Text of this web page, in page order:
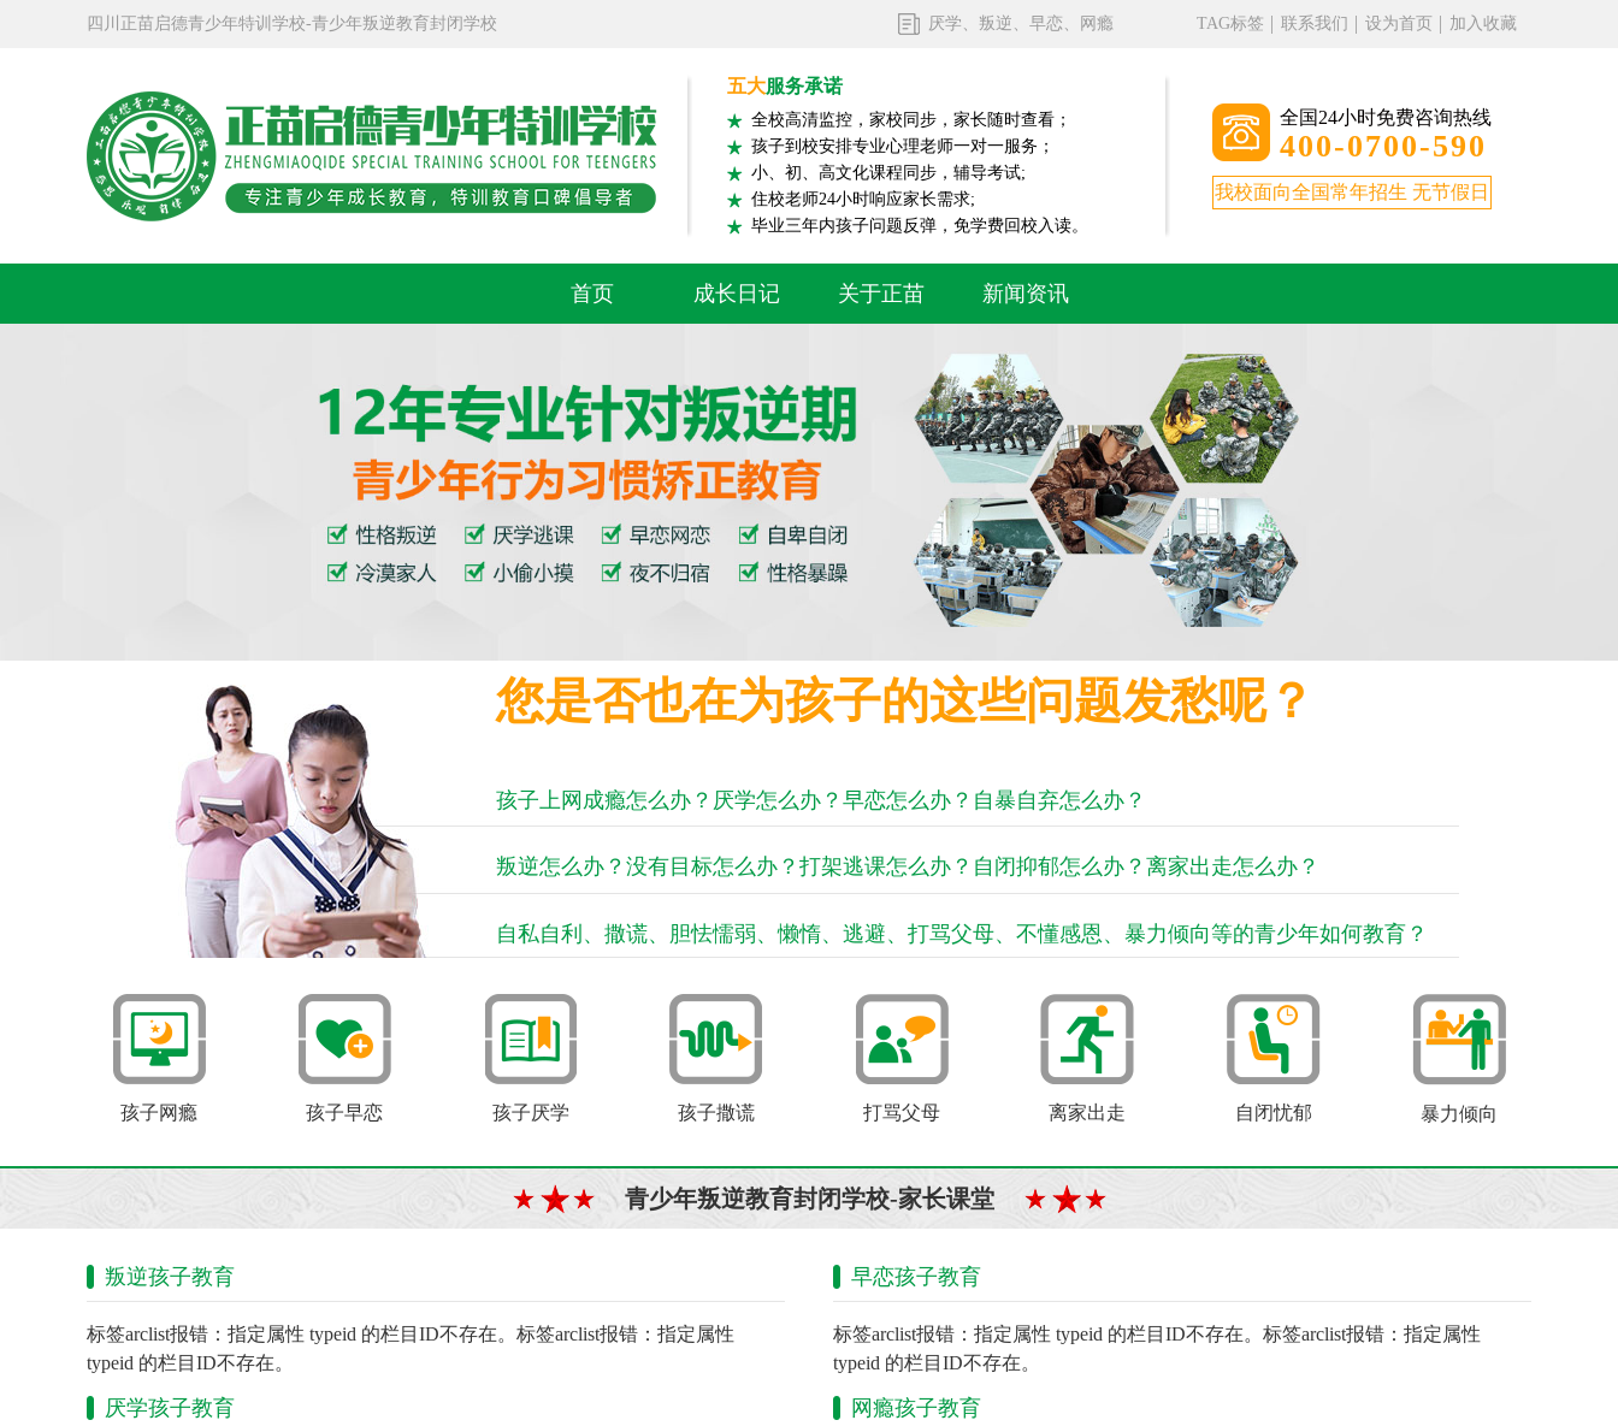
四川正苗启德青少年特训学校-青少年叛逆教育封闭学校 厌学、叛逆、早恋、网瘾 TAG标签 联系我们 设为首页 加入收藏
五大服务承诺
全校高清监控，家校同步，家长随时查看；
孩子到校安排专业心理老师一对一服务；
小、初、高文化课程同步，辅导考试;
住校老师24小时响应家长需求;
毕业三年内孩子问题反弹，免学费回校入读。
全国24小时免费咨询热线
400-0700-590
我校面向全国常年招生 无节假日
首页 成长日记 关于正苗 新闻资讯
您是否也在为孩子的这些问题发愁呢？
孩子上网成瘾怎么办？厌学怎么办？早恋怎么办？自暴自弃怎么办？
叛逆怎么办？没有目标怎么办？打架逃课怎么办？自闭抑郁怎么办？离家出走怎么办？
自私自利、撒谎、胆怯懦弱、懒惰、逃避、打骂父母、不懂感恩、暴力倾向等的青少年如何教育？
孩子网瘾 孩子早恋 孩子厌学 孩子撒谎 打骂父母 离家出走 自闭忧郁 暴力倾向
青少年叛逆教育封闭学校-家长课堂
叛逆孩子教育
标签arclist报错：指定属性 typeid 的栏目ID不存在。标签arclist报错：指定属性
typeid 的栏目ID不存在。
早恋孩子教育
标签arclist报错：指定属性 typeid 的栏目ID不存在。标签arclist报错：指定属性
typeid 的栏目ID不存在。
厌学孩子教育 网瘾孩子教育